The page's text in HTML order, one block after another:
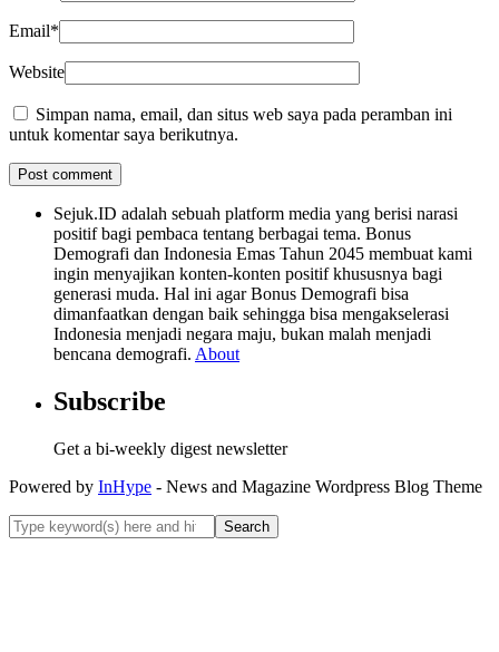
Email*
Website
Simpan nama, email, dan situs web saya pada peramban ini
untuk komentar saya berikutnya.
Sejuk.ID adalah sebuah platform media yang berisi narasi
positif bagi pembaca tentang berbagai tema. Bonus
Demografi dan Indonesia Emas Tahun 2045 membuat kami
ingin menyajikan konten-konten positif khususnya bagi
generasi muda. Hal ini agar Bonus Demografi bisa
dimanfaatkan dengan baik sehingga bisa mengakselerasi
Indonesia menjadi negara maju, bukan malah menjadi
bencana demografi. About
Subscribe
Get a bi-weekly digest newsletter
Powered by InHype - News and Magazine Wordpress Blog Theme